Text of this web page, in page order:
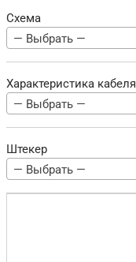
Схема
— Выбрать —
Характеристика кабеля
— Выбрать —
Штекер
— Выбрать —